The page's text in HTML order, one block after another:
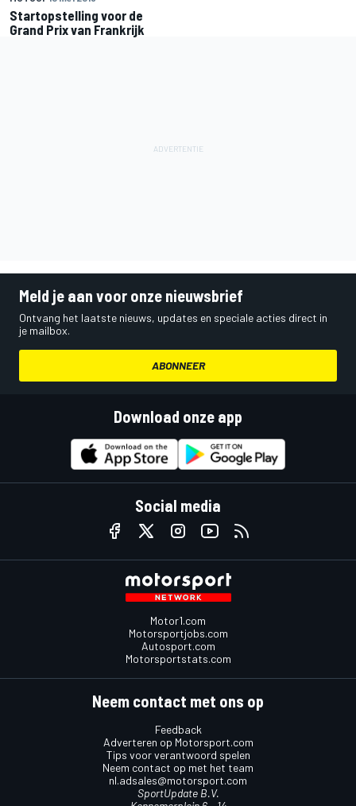
Startopstelling voor de
Grand Prix van Frankrijk
Meld je aan voor onze nieuwsbrief
Ontvang het laatste nieuws, updates en speciale acties direct in
je mailbox.
ABONNEER
Download onze app
Social media
Motor1.com
Motorsportjobs.com
Autosport.com
Motorsportstats.com
Neem contact met ons op
Feedback
Adverteren op Motorsport.com
Tips voor verantwoord spelen
Neem contact op met het team
nl.adsales@motorsport.com
SportUpdate B.V.